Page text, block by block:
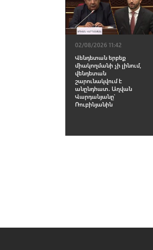
02/08/2026 11:42
Վենդետան երբեք
միակողմանի չի լինում,
վենդետան
շարունակվում է
անընդհատ․ Աղվան
Վարդանյանը՝
Ռուբինյանին